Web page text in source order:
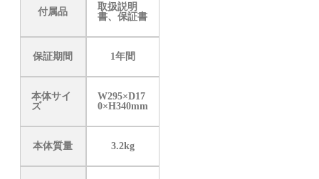
付属品
取扱説明
書、保証書
保証期間 1年間
本体サイ
ズ
W295×D17
0×H340mm
本体質量 3.2kg